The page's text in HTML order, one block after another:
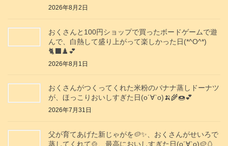
2026年8月2日
おくさんと100円ショップで買ったボードゲームで遊
んで、白熱して盛り上がって楽しかった日(*^O^*)
🐈‍⬛♟️💕
2026年8月1日
おくさんがつくってくれた米粉のバナナ蒸しドーナツ
が、ほっこりおいしすぎた日(о´∀`о)🍌🌾🍩💕
2026年7月31日
父が育てあげた新じゃがを🥔✨️、おくさんがせいろで
蒸してくれて🍲、最高においしすぎた日(о´∀`о)🥔🥚